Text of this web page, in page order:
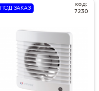
ПОД ЗАКАЗ
код:
7230